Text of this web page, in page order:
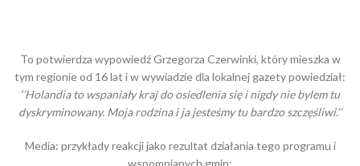
To potwierdza wypowiedź Grzegorza Czerwinki, który mieszka w
tym regionie od 16 lat i w wywiadzie dla lokalnej gazety powiedział:
‘’Holandia to wspaniały kraj do osiedlenia się i nigdy nie bylem tu
dyskryminowany. Moja rodzina i ja jesteśmy tu bardzo szczęśliwi.’’
Media: przykłady reakcji jako rezultat działania tego programu i